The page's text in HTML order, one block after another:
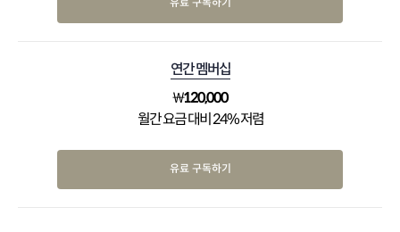
연간 멤버십
₩120,000
월간 요금 대비 24% 저렴
유료 구독하기